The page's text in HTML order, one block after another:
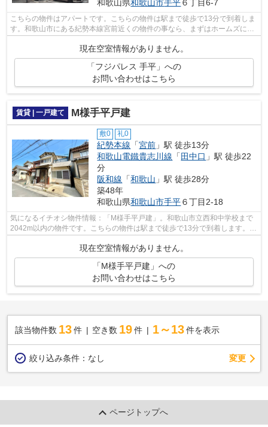
和歌山県和歌山市手平６丁目6-7
こちらの物件はアパートです。こちらの物件は駅まで徒歩で13分で到着しま
す。和歌山市にある紀勢本線宮前近くの物件の事なら、まずはホームズにご
連絡下さいませ。お客様に適した物件...
現在空室情報がありません。
「フジパレス 手平」への
お問い合わせはこちら
賃貸 | 一戸建て M様手平戸建
敷0 礼0
紀勢本線 「宮前 」駅 徒歩13分
和歌山電鐵貴志川線 「 田中口 」駅 徒歩22
分
阪和線 「和歌山 」駅 徒歩28分
築48年
和歌山県和歌山市手平６丁目2-18
気になるイチオシ物件情報：「M様手平戸建」。和歌山市立西和中学校まで
2042m以内の物件です。こちらの物件は駅まで徒歩で13分で到着します。こ
現在空室情報がありません。
「M様手平戸建」への
お問い合わせはこちら
該当物件数 13件 空き数 19 件 1～13 件を表示
絞り込み条件： なし 変更
ページトップへ